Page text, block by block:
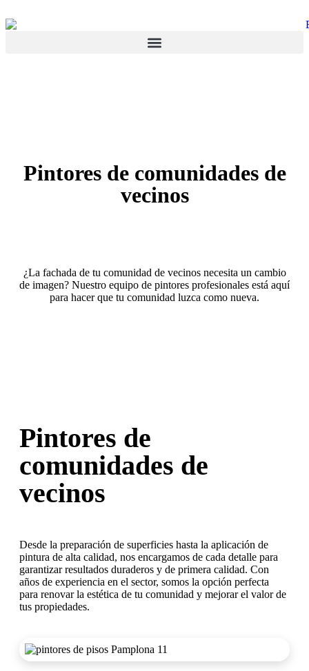
Pintores de ⁠comunidades de
vecinos
¿La fachada de tu comunidad de vecinos necesita un cambio
de imagen? Nuestro equipo de pintores profesionales está aquí
para hacer que tu comunidad luzca como nueva.
Pintores de
⁠comunidades de
vecinos
Desde la preparación de superficies hasta la aplicación de
pintura de alta calidad, nos encargamos de cada detalle para
garantizar resultados duraderos y de primera calidad. Con
años de experiencia en el sector, somos la opción perfecta
para renovar la estética de tu comunidad y mejorar el valor de
tus propiedades.